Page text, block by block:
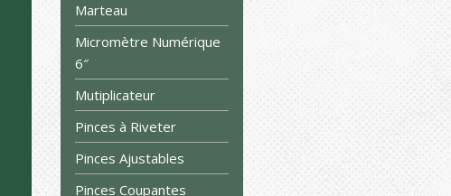
Marteau
Micromètre Numérique
6″
Mutiplicateur
Pinces à Riveter
Pinces Ajustables
Pinces Coupantes